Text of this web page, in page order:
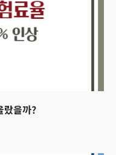
랐을까?